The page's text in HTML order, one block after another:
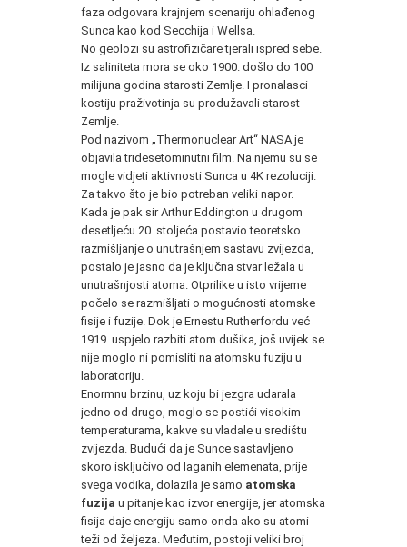
faza odgovara krajnjem scenariju ohlađenog
Sunca kao kod Secchija i Wellsa.
No geolozi su astrofizičare tjerali ispred sebe.
Iz saliniteta mora se oko 1900. došlo do 100
milijuna godina starosti Zemlje. I pronalasci
kostiju praživotinja su produžavali starost
Zemlje.
Pod nazivom „Thermonuclear Art“ NASA je
objavila tridesetominutni film. Na njemu su se
mogle vidjeti aktivnosti Sunca u 4K rezoluciji.
Za takvo što je bio potreban veliki napor.
Kada je pak sir Arthur Eddington u drugom
desetljeću 20. stoljeća postavio teoretsko
razmišljanje o unutrašnjem sastavu zvijezda,
postalo je jasno da je ključna stvar ležala u
unutrašnjosti atoma. Otprilike u isto vrijeme
počelo se razmišljati o mogućnosti atomske
fisije i fuzije. Dok je Ernestu Rutherfordu već
1919. uspjelo razbiti atom dušika, još uvijek se
nije moglo ni pomisliti na atomsku fuziju u
laboratoriju.
Enormnu brzinu, uz koju bi jezgra udarala
jedno od drugo, moglo se postići visokim
temperaturama, kakve su vladale u središtu
zvijezda. Budući da je Sunce sastavljeno
skoro isključivo od laganih elemenata, prije
svega vodika, dolazila je samo atomska
fuzija u pitanje kao izvor energije, jer atomska
fisija daje energiju samo onda ako su atomi
teži od željeza. Međutim, postoji veliki broj